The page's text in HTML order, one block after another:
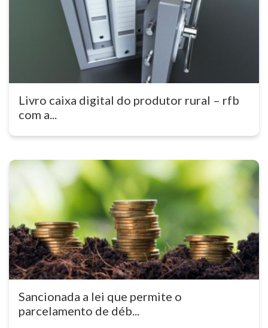
Livro caixa digital do produtor rural – rfb
com a...
Sancionada a lei que permite o
parcelamento de déb...